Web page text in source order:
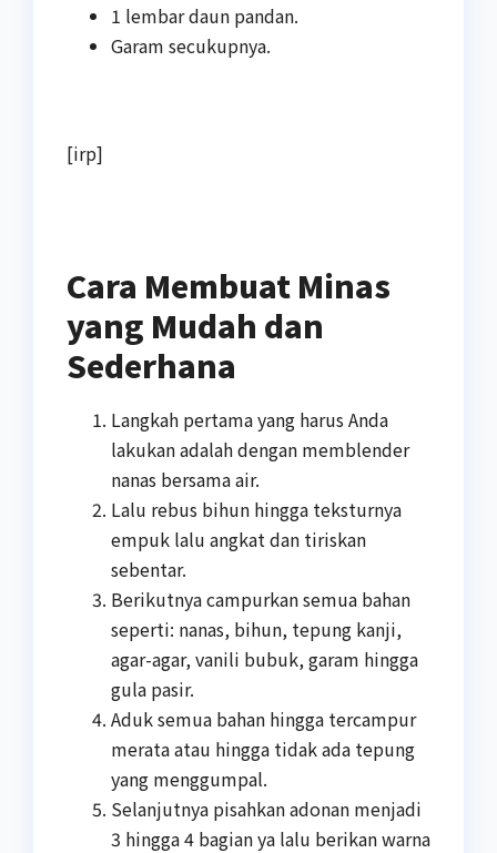
1 lembar daun pandan.
Garam secukupnya.
[irp]
Cara Membuat Minas
yang Mudah dan
Sederhana
Langkah pertama yang harus Anda
lakukan adalah dengan memblender
nanas bersama air.
Lalu rebus bihun hingga teksturnya
empuk lalu angkat dan tiriskan
sebentar.
Berikutnya campurkan semua bahan
seperti: nanas, bihun, tepung kanji,
agar-agar, vanili bubuk, garam hingga
gula pasir.
Aduk semua bahan hingga tercampur
merata atau hingga tidak ada tepung
yang menggumpal.
Selanjutnya pisahkan adonan menjadi
3 hingga 4 bagian ya lalu berikan warna